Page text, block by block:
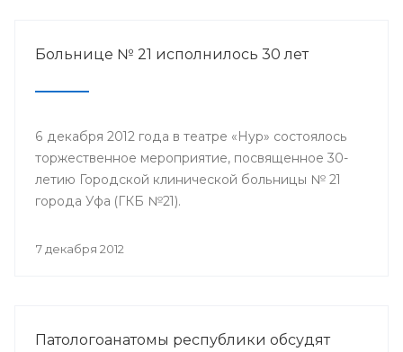
Больнице № 21 исполнилось 30 лет
6 декабря 2012 года в театре «Нур» состоялось
торжественное мероприятие, посвященное 30-
летию Городской клинической больницы № 21
города Уфа (ГКБ №21).
7 декабря 2012
Патологоанатомы республики обсудят